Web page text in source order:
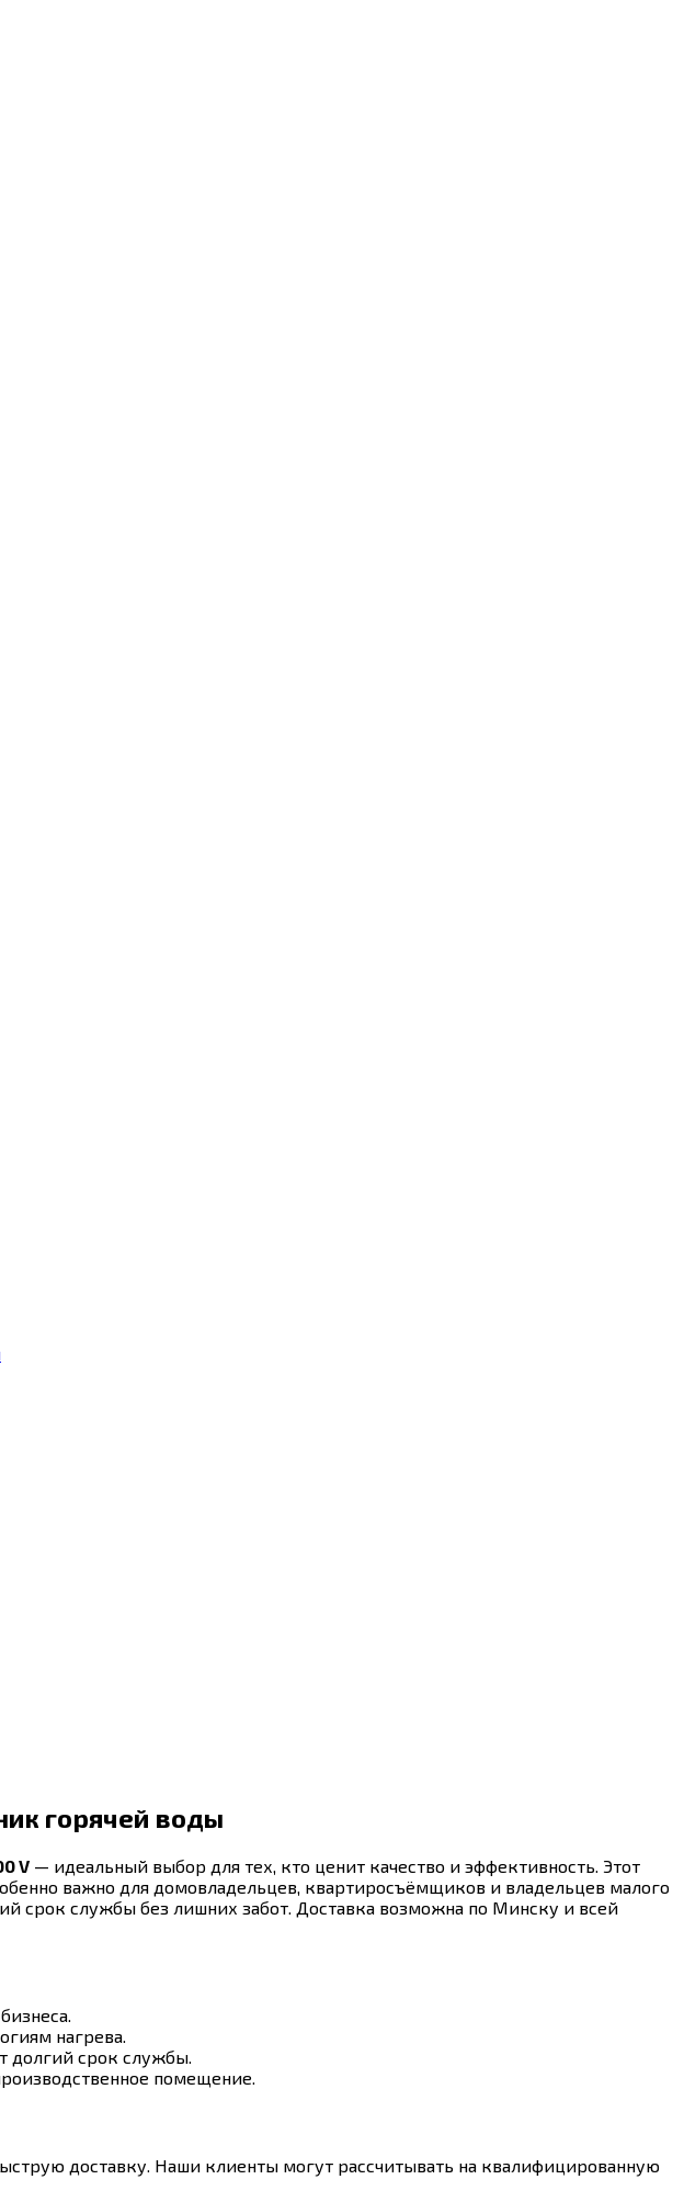
горячей воды
V — идеальный выбор для тех, кто ценит качество и эффективность. Этот
важно для домовладельцев, квартиросъёмщиков и владельцев малого
срок службы без лишних забот. Доставка возможна по Минску и всей
нагрева.
долгий срок службы.
помещение.
доставку. Наши клиенты могут рассчитывать на квалифицированную